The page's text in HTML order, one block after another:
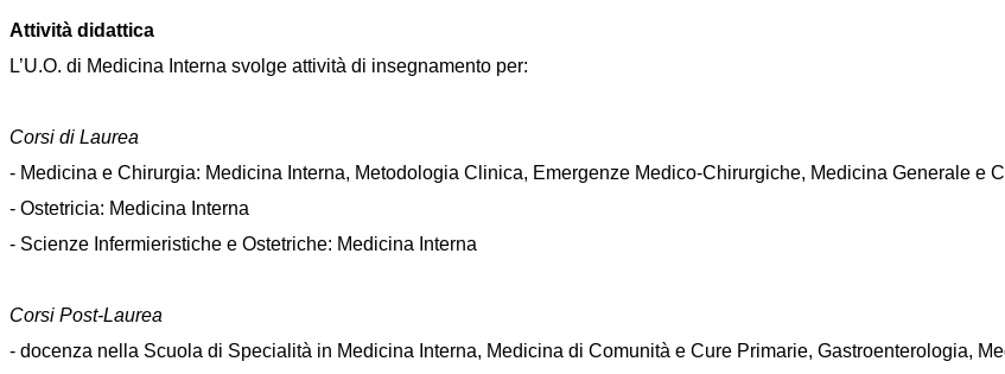
Attività didattica
L’U.O. di Medicina Interna svolge attività di insegnamento per:
Corsi di Laurea
- Medicina e Chirurgia: Medicina Interna, Metodologia Clinica, Emergenze Medico-Chirurgiche, Medicina Generale e
- Ostetricia: Medicina Interna
- Scienze Infermieristiche e Ostetriche: Medicina Interna
Corsi Post-Laurea
- docenza nella Scuola di Specialità in Medicina Interna, Medicina di Comunità e Cure Primarie, Gastroenterologia,